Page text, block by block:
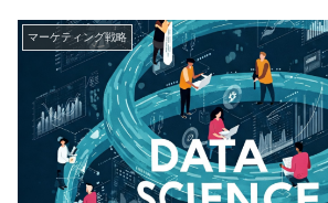
マーケティング戦略